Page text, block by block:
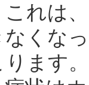
れは
くな
ます。